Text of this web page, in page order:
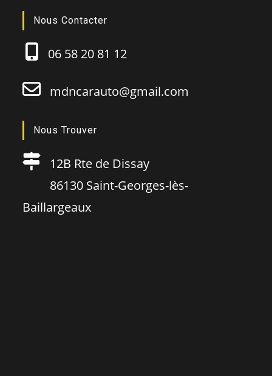
Nous Contacter
06 58 20 81 12
mdncarauto@gmail.com
Nous Trouver
12B Rte de Dissay
86130 Saint-Georges-lès-
Baillargeaux